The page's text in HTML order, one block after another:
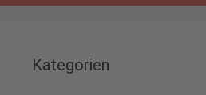
Kategorien